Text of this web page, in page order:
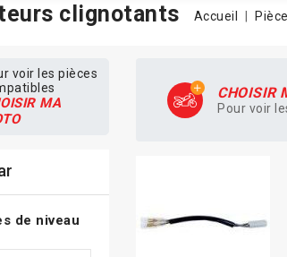
clignotants Accueil
voir les pièces
MA
de niveau
CHOISIR
Pour voir